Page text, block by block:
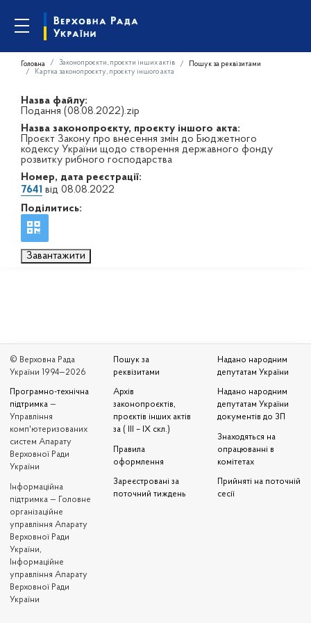
Головна Законопроєкти, проєкти інших актів
Пошук за реквізитами
Картка законопроєкту, проєкту іншого акта
Назва файлу:
Подання (08.08.2022).zip
Назва законопроєкту, проєкту іншого акта:
Проєкт Закону про внесення змін до Бюджетного
кодексу України щодо створення державного фонду
розвитку рибного господарства
Номер, дата реєстрації:
7641 від 08.08.2022
Поділитись:
Завантажити
© Верховна Рада
України 1994—2026
Програмно-технічна
підтримка —
Управління
комп'ютеризованих
систем Апарату
Верховної Ради
України
Iнформаційна
підтримка — Головне
організаційне
управління Апарату
Верховної Ради
України,
Інформаційне
управління Апарату
Верховної Ради
України
Пошук за
реквізитами
Архів
законопроєктів,
проєктів інших актів
за ( III – IX скл.)
Правила
оформлення
Зареєстровані за
поточний тиждень
Надано народним
депутатам України
Надано народним
депутатам України
документів до ЗП
Знаходяться на
опрацюванні в
комітетах
Прийняті на поточній
сесії